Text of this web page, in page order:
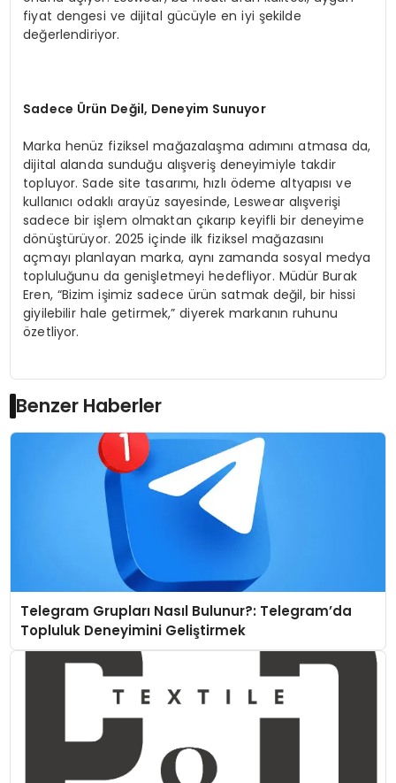
fiyat dengesi ve dijital gücüyle en iyi şekilde
değerlendiriyor.
Sadece Ürün Değil, Deneyim Sunuyor
Marka henüz fiziksel mağazalaşma adımını atmasa da,
dijital alanda sunduğu alışveriş deneyimiyle takdir
topluyor. Sade site tasarımı, hızlı ödeme altyapısı ve
kullanıcı odaklı arayüz sayesinde, Leswear alışverişi
sadece bir işlem olmaktan çıkarıp keyifli bir deneyime
dönüştürüyor. 2025 içinde ilk fiziksel mağazasını
açmayı planlayan marka, aynı zamanda sosyal medya
topluluğunu da genişletmeyi hedefliyor. Müdür Burak
Eren, “Bizim işimiz sadece ürün satmak değil, bir hissi
giyilebilir hale getirmek,” diyerek markanın ruhunu
özetliyor.
Benzer Haberler
Telegram Grupları Nasıl Bulunur?: Telegram’da
Topluluk Deneyimini Geliştirmek